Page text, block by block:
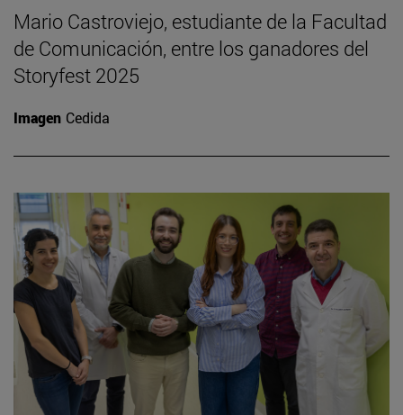
Mario Castroviejo, estudiante de la Facultad
de Comunicación, entre los ganadores del
Storyfest 2025
Imagen Cedida